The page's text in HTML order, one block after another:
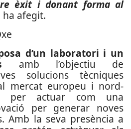
èxit i donant forma al
ha afegit.
d’un laboratori i un
amb l’objectiu de
solucions tècniques
mercat europeu i nord-
per actuar com una
per generar noves
Amb la seva presència a